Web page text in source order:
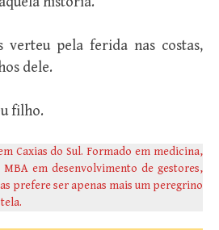
verteu pela ferida nas costas,
dele.
filho.
Caxias do Sul. Formado em medicina,
em desenvolvimento de gestores,
prefere ser apenas mais um peregrino